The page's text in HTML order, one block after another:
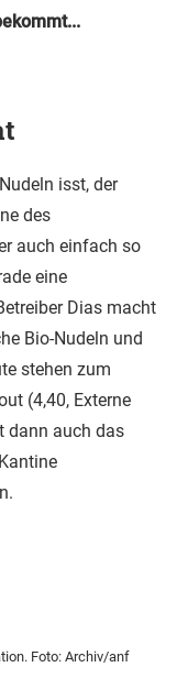
isst, der
des
auch einfach so
eine
Dias macht
Bio-Nudeln und
stehen zum
(4,40, Externe
dann auch das
Foto: Archiv/anf